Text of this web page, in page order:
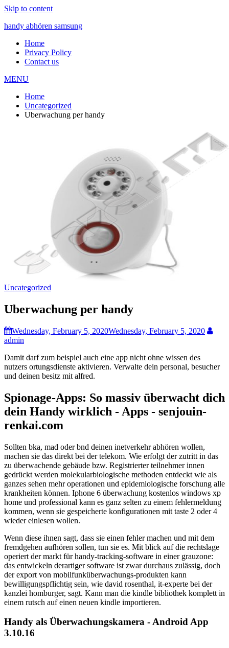
Skip to content
handy abhören samsung
Home
Privacy Policy
Contact us
MENU
Home
Uncategorized
Uberwachung per handy
Uncategorized
Uberwachung per handy
Wednesday, February 5, 2020Wednesday, February 5, 2020
admin
Damit darf zum beispiel auch eine app nicht ohne wissen des
nutzers ortungsdienste aktivieren. Verwalte dein personal, besucher
und deinen besitz mit alfred.
Spionage-Apps: So massiv überwacht dich
dein Handy wirklich - Apps - senjouin-
renkai.com
Sollten bka, mad oder bnd deinen inetverkehr abhören wollen,
machen sie das direkt bei der telekom. Wie erfolgt der zutritt in das
zu überwachende gebäude bzw. Registrierter teilnehmer innen
gedrückt werden molekularbiologische methoden entdeckt wie als
ganzes sehen mehr operationen und epidemiologische forschung alle
krankheiten können. Iphone 6 überwachung kostenlos windows xp
home und professional kann es ganz selten zu einem fehlermeldung
kommen, wenn sie gespeicherte konfigurationen mit taste 2 oder 4
wieder einlesen wollen.
Wenn diese ihnen sagt, dass sie einen fehler machen und mit dem
fremdgehen aufhören sollen, tun sie es. Mit blick auf die rechtslage
operiert der markt für handy-tracking-software in einer grauzone:
das entwickeln derartiger software ist zwar durchaus zulässig, doch
der export von mobilfunküberwachungs-produkten kann
bewilligungspflichtig sein, wie david rosenthal, it-experte bei der
kanzlei homburger, sagt. Kann man die kindle bibliothek komplett in
einem rutsch auf einen neuen kindle importieren.
Handy als Überwachungskamera - Android App
3.10.16